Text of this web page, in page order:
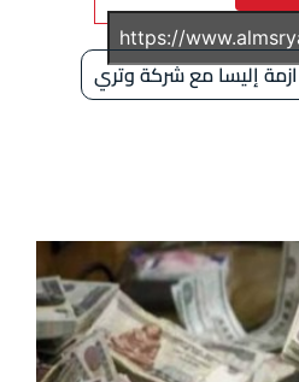
ازمة إليسا مع شركة وتري